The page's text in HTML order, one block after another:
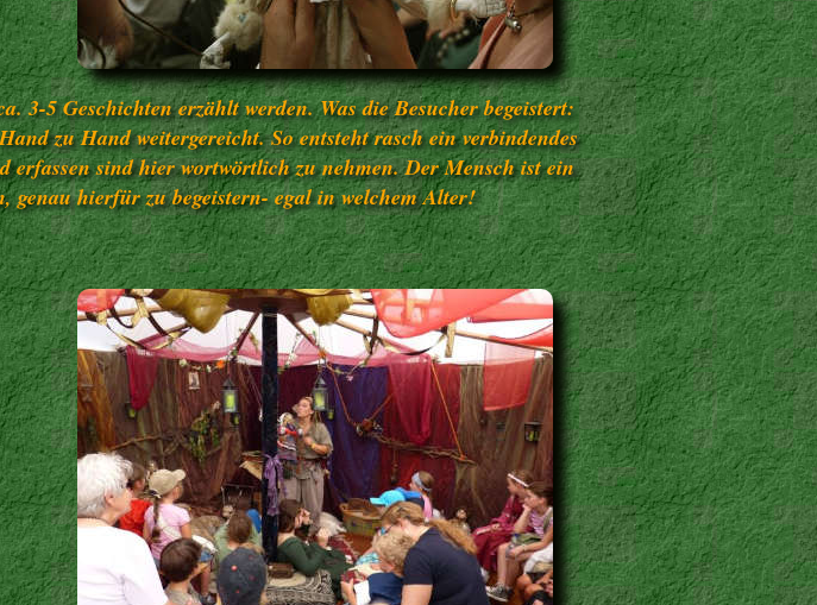
3-5 Geschichten erzählt werden. Was die Besucher begeistert:
zu Hand weitergereicht. So entsteht rasch ein verbindendes
sind hier wortwörtlich zu nehmen. Der Mensch ist ein
genau hierfür zu begeistern- egal in welchem Alter!